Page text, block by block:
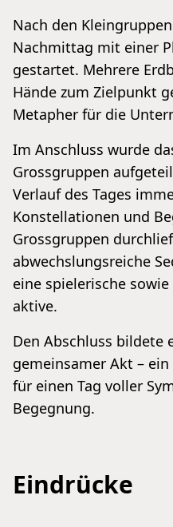
Nach den
Nachmittag mit einer
gestartet. Mehrere
Hände zum Zielpunkt
Metapher für die
Im Anschluss wurde
Grossgruppen
Verlauf des Tages
Konstellationen und
Grossgruppen
abwechslungsreiche
eine spielerische
aktive.
Den Abschluss bildete
gemeinsamer Akt –
für einen Tag voller
Begegnung.
Eindrücke